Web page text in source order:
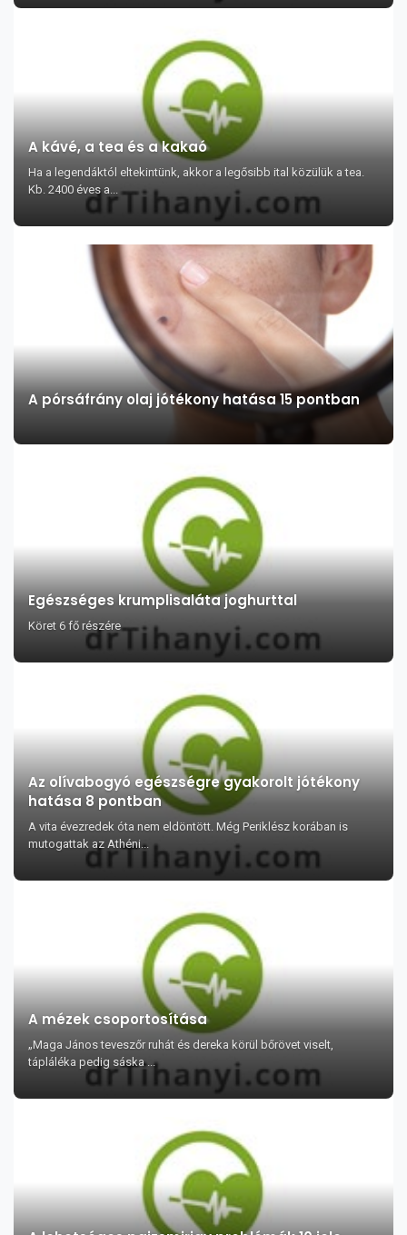
A kávé, a tea és a kakaó
Ha a legendáktól eltekintünk, akkor a legősibb ital közülük a tea.
Kb. 2400 éves a...
A pórsáfrány olaj jótékony hatása 15 pontban
Egészséges krumplisaláta joghurttal
Köret 6 fő részére
Az olívabogyó egészségre gyakorolt jótékony
hatása 8 pontban
A vita évezredek óta nem eldöntött. Még Periklész korában is
mutogattak az Athéni...
A mézek csoportosítása
„Maga János teveszőr ruhát és dereka körül bőrövet viselt,
tápláléka pedig sáska ...